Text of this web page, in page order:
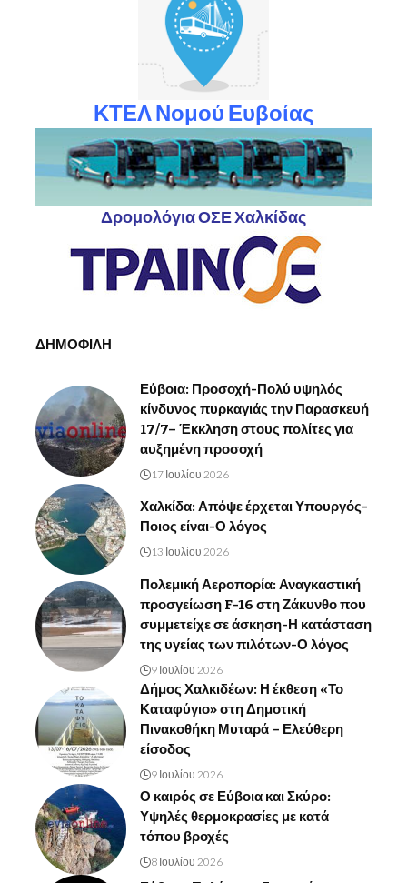
ΚΤΕΛ Νομού Ευβοίας
Δρομολόγια ΟΣΕ Χαλκίδας
ΔΗΜΟΦΙΛΗ
Εύβοια: Προσοχή-Πολύ υψηλός
κίνδυνος πυρκαγιάς την Παρασκευή
17/7– Έκκληση στους πολίτες για
αυξημένη προσοχή
17 Ιουλίου 2026
Χαλκίδα: Απόψε έρχεται Υπουργός-
Ποιος είναι-Ο λόγος
13 Ιουλίου 2026
Πολεμική Αεροπορία: Αναγκαστική
προσγείωση F-16 στη Ζάκυνθο που
συμμετείχε σε άσκηση-Η κατάσταση
της υγείας των πιλότων-Ο λόγος
9 Ιουλίου 2026
Δήμος Χαλκιδέων: Η έκθεση «Το
Καταφύγιο» στη Δημοτική
Πινακοθήκη Μυταρά – Ελεύθερη
είσοδος
9 Ιουλίου 2026
Ο καιρός σε Εύβοια και Σκύρο:
Υψηλές θερμοκρασίες με κατά
τόπου βροχές
8 Ιουλίου 2026